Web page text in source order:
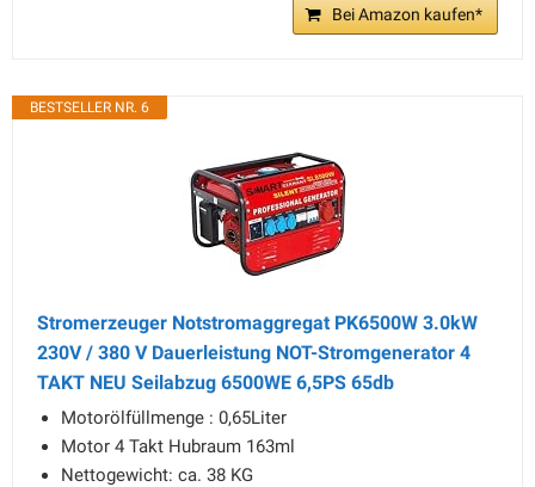
Bei Amazon kaufen*
BESTSELLER NR. 6
Stromerzeuger Notstromaggregat PK6500W 3.0kW
230V / 380 V Dauerleistung NOT-Stromgenerator 4
TAKT NEU Seilabzug 6500WE 6,5PS 65db
Motorölfüllmenge : 0,65Liter
Motor 4 Takt Hubraum 163ml
Nettogewicht: ca. 38 KG